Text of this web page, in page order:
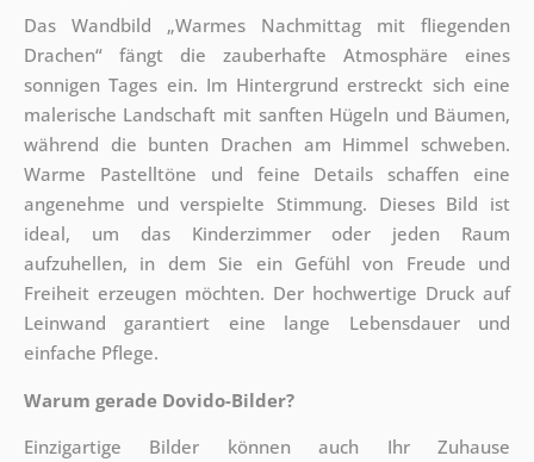
Das Wandbild „Warmes Nachmittag mit fliegenden
Drachen“ fängt die zauberhafte Atmosphäre eines
sonnigen Tages ein. Im Hintergrund erstreckt sich eine
malerische Landschaft mit sanften Hügeln und Bäumen,
während die bunten Drachen am Himmel schweben.
Warme Pastelltöne und feine Details schaffen eine
angenehme und verspielte Stimmung. Dieses Bild ist
ideal, um das Kinderzimmer oder jeden Raum
aufzuhellen, in dem Sie ein Gefühl von Freude und
Freiheit erzeugen möchten. Der hochwertige Druck auf
Leinwand garantiert eine lange Lebensdauer und
einfache Pflege.
Warum gerade Dovido-Bilder?
Einzigartige Bilder können auch Ihr Zuhause